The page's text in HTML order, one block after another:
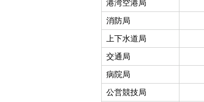
港湾空港局
消防局
上下水道局
交通局
病院局
公営競技局